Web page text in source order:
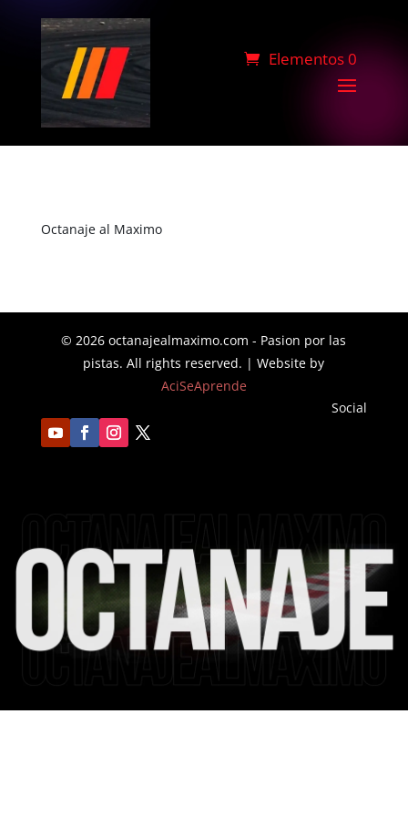
Elementos 0
Octanaje al Maximo
© 2026 octanajealmaximo.com - Pasion por las
pistas. All rights reserved. | Website by
AciSeAprende
Social